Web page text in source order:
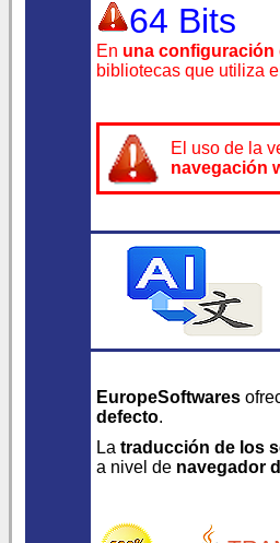
64 Bits
En una configuración
bibliotecas que utiliza
El uso de la
navegación
EuropeSoftwares
defecto.
La traducción de los
a nivel de navegador